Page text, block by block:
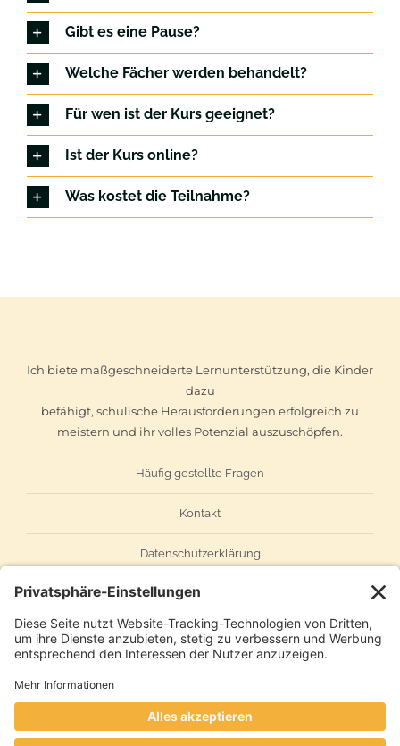
Gibt es eine Pause?
Welche Fächer werden behandelt?
Für wen ist der Kurs geeignet?
Ist der Kurs online?
Was kostet die Teilnahme?
Ich biete maßgeschneiderte Lernunterstützung, die Kinder
dazu
befähigt, schulische Herausforderungen erfolgreich zu
meistern und ihr volles Potenzial auszuschöpfen.
Häufig gestellte Fragen
Kontakt
Datenschutzerklärung
Impressum
AGB
© Copyright 2024 | Noten Booster